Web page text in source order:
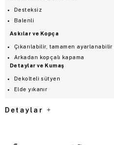
Desteksiz
Balenli
Askılar ve Kopça
Çıkarılabilir, tamamen ayarlanabilir
Arkadan kopçalı kapama
Detaylar ve Kumaş
Dekolteli sütyen
Elde yıkanır
Detaylar